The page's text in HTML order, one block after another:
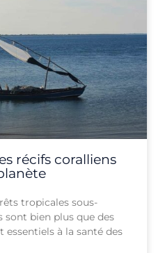
récifs coralliens
tropicales sous-
sont bien plus que des
essentiels à la santé des